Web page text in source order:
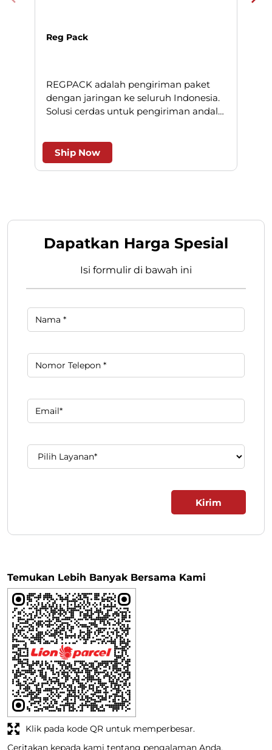
Reg Pack
REGPACK adalah pengiriman paket
dengan jaringan ke seluruh Indonesia.
Solusi cerdas untuk pengiriman andal
Ship Now
Dapatkan Harga Spesial
Isi formulir di bawah ini
Temukan Lebih Banyak Bersama Kami
Ceritakan kepada kami tentang pengalaman Anda.
Klik pada kode QR untuk memperbesar.